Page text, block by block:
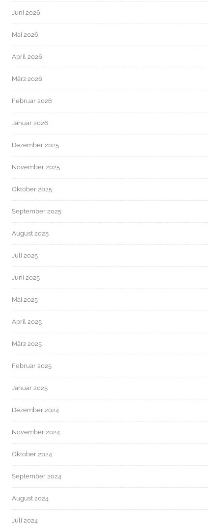
Juni 2026
Mai 2026
April 2026
März 2026
Februar 2026
Januar 2026
Dezember 2025
November 2025
Oktober 2025
September 2025
August 2025
Juli 2025
Juni 2025
Mai 2025
April 2025
März 2025
Februar 2025
Januar 2025
Dezember 2024
November 2024
Oktober 2024
September 2024
August 2024
Juli 2024